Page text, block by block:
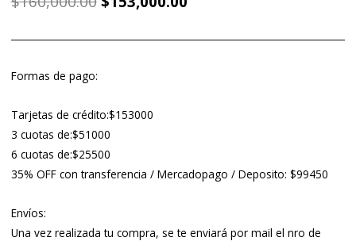
original
actual
Formas de pago:
Tarjetas de crédito:$153000
3 cuotas de:$51000
6 cuotas de:$25500
35% OFF con transferencia / Mercadopago / Deposito: $99450
Envíos:
Una vez realizada tu compra, se te enviará por mail el nro de